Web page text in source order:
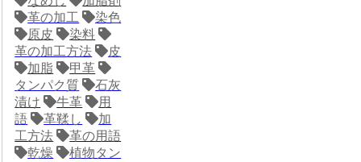
革の加工
染色
原皮
染料
革の加工方法
皮
加脂
甲革
タンパク質
石灰
漬け
牛革
用
語
革鞣し
加
工方法
革の用語
乾燥
植物タン